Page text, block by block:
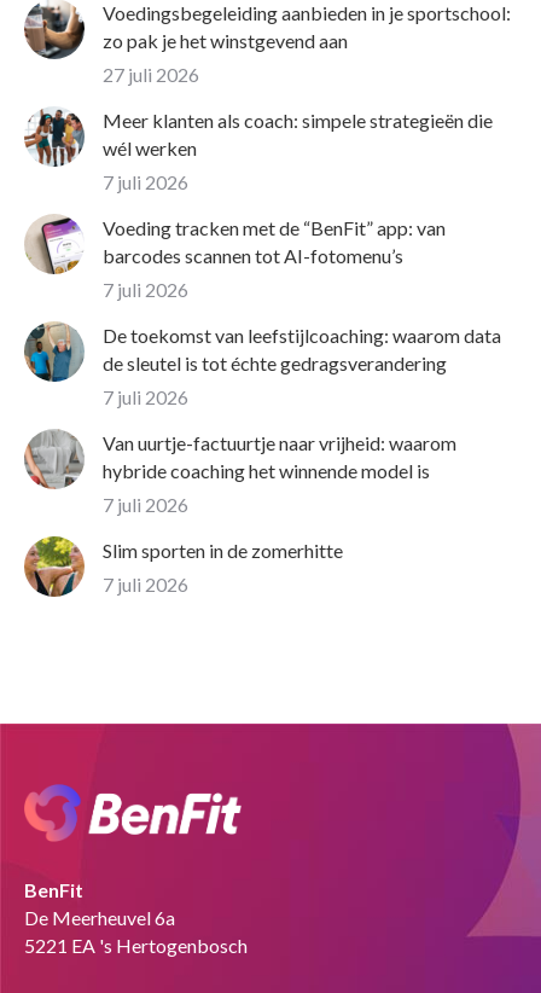
Voedingsbegeleiding aanbieden in je sportschool:
zo pak je het winstgevend aan
27 juli 2026
Meer klanten als coach: simpele strategieën die
wél werken
7 juli 2026
Voeding tracken met de “BenFit” app: van
barcodes scannen tot AI-fotomenu’s
7 juli 2026
De toekomst van leefstijlcoaching: waarom data
de sleutel is tot échte gedragsverandering
7 juli 2026
Van uurtje-factuurtje naar vrijheid: waarom
hybride coaching het winnende model is
7 juli 2026
Slim sporten in de zomerhitte
7 juli 2026
BenFit
De Meerheuvel 6a
5221 EA 's Hertogenbosch